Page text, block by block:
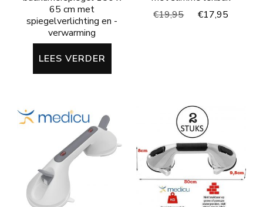
65 cm met
spiegelverlichting en -
verwarming
LEES VERDER
€19,95
Oorspronkelijke
€17,95